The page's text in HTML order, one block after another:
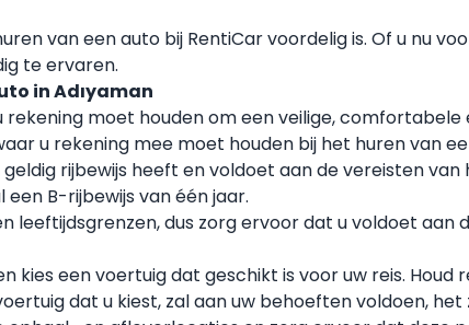
van een auto bij RentiCar voordelig is. Of u nu
te ervaren.
in Adıyaman
moet houden om een veilige,
u rekening mee moet houden bij het huren van
rijbewijs heeft en voldoet aan de vereisten
B-rijbewijs van één jaar.
leeftijdsgrenzen, dus zorg ervoor dat u voldoet aan
kies een voertuig dat geschikt is voor uw reis.
dat u kiest, zal aan uw behoeften voldoen,